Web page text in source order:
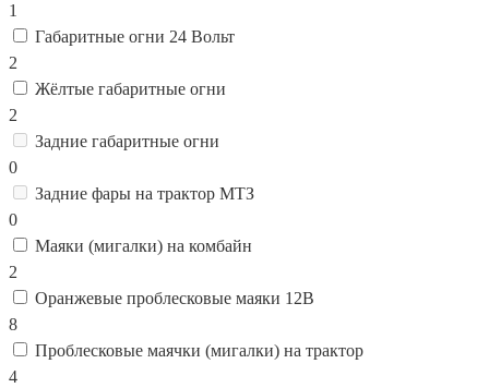
1
Габаритные огни 24 Вольт
2
Жёлтые габаритные огни
2
Задние габаритные огни
0
Задние фары на трактор МТЗ
0
Маяки (мигалки) на комбайн
2
Оранжевые проблесковые маяки 12В
8
Проблесковые маячки (мигалки) на трактор
4